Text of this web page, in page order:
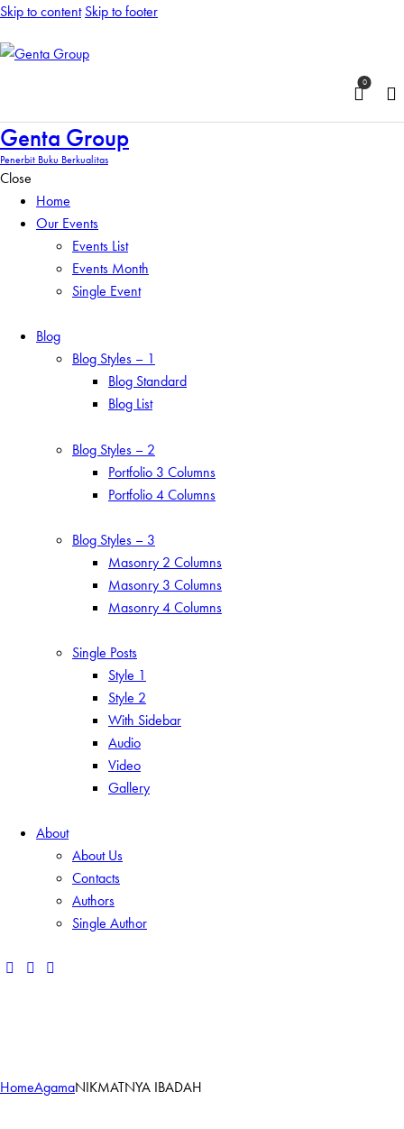
Skip to content Skip to footer
0
Genta Group
Penerbit Buku Berkualitas
Close
Home
Our Events
Events List
Events Month
Single Event
Blog
Blog Styles – 1
Blog Standard
Blog List
Blog Styles – 2
Portfolio 3 Columns
Portfolio 4 Columns
Blog Styles – 3
Masonry 2 Columns
Masonry 3 Columns
Masonry 4 Columns
Single Posts
Style 1
Style 2
With Sidebar
Audio
Video
Gallery
About
About Us
Contacts
Authors
Single Author
HomeAgamaNIKMATNYA IBADAH